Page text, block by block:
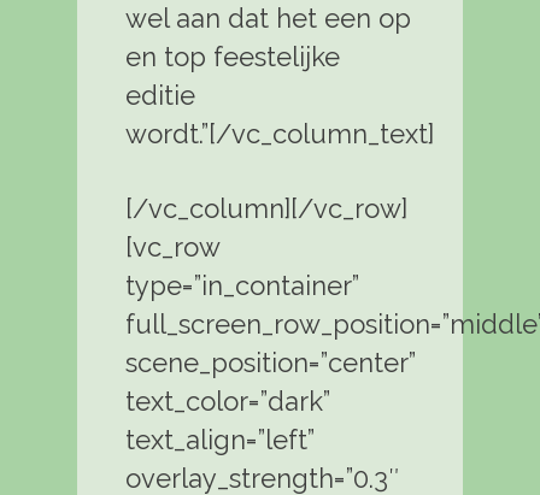
wel aan dat het een op
en top feestelijke
editie
wordt.”[/vc_column_text]
[/vc_column][/vc_row]
[vc_row
type=”in_container”
scene_position=”center”
text_color=”dark”
text_align=”left”
overlay_strength=”0.3″